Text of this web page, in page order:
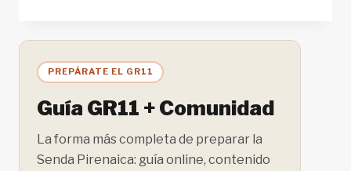
GUÍA
DE
COMPRA
Y
COMPARATIVA
PREPÁRATE EL GR11
Guía GR11 + Comunidad
La forma más completa de preparar la
Senda Pirenaica: guía online, contenido